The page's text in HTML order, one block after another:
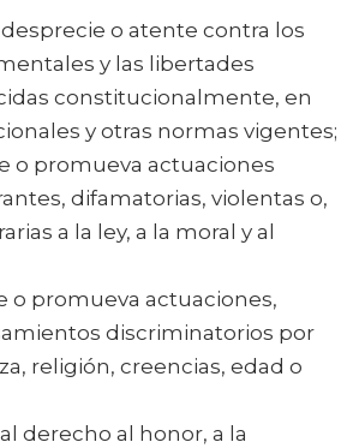
desprecie o atente contra los
y las libertades
constitucionalmente, en
y otras normas vigentes;
o promueva actuaciones
difamatorias, violentas o,
a la ley, a la moral y al
o promueva actuaciones,
discriminatorios por
religión, creencias, edad o
derecho al honor, a la